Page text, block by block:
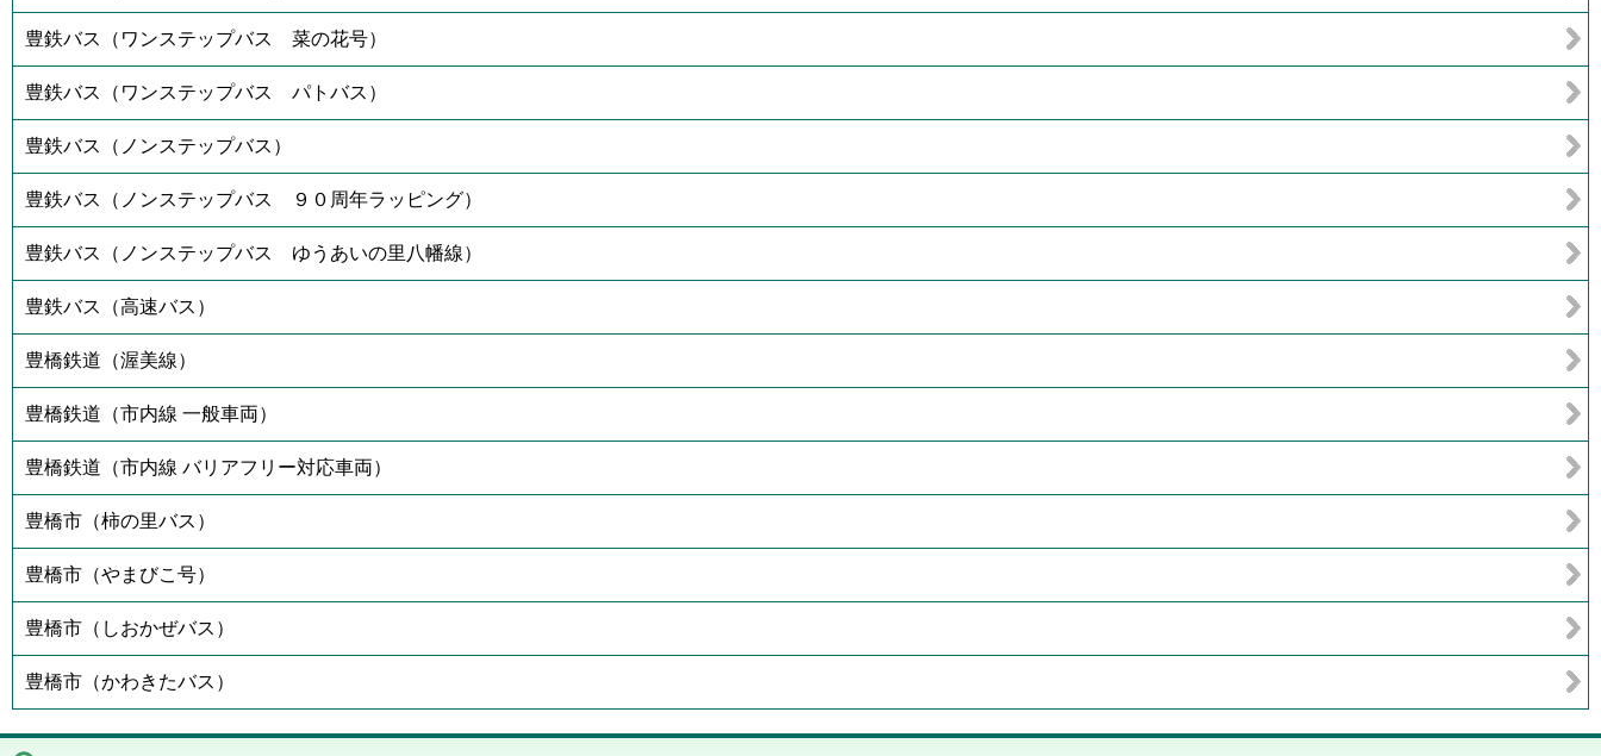
豊鉄バス（ワンステップバス 菜の花号）
豊鉄バス（ワンステップバス パトバス）
豊鉄バス（ノンステップバス）
豊鉄バス（ノンステップバス ９０周年ラッピング）
豊鉄バス（ノンステップバス ゆうあいの里八幡線）
豊鉄バス（高速バス）
豊橋鉄道（渥美線）
豊橋鉄道（市内線 一般車両）
豊橋鉄道（市内線 バリアフリー対応車両）
豊橋市（柿の里バス）
豊橋市（やまびこ号）
豊橋市（しおかぜバス）
豊橋市（かわきたバス）